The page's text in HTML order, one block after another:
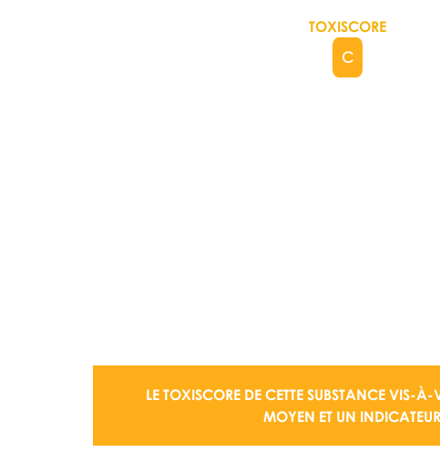
TOXISCORE
C
LE TOXISCORE DE CETTE SUBSTANCE VIS-À-
MOYEN ET UN